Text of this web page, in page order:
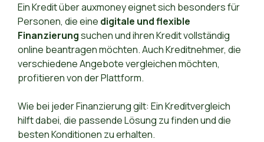
Ein Kredit über auxmoney eignet sich besonders für
Personen, die eine digitale und flexible
Finanzierungsuchen und ihren Kredit vollständig
online beantragen möchten. Auch Kreditnehmer, die
verschiedene Angebote vergleichen möchten,
profitieren von der Plattform.
Wie bei jeder Finanzierung gilt: Ein Kreditvergleich
hilft dabei, die passende Lösung zu finden und die
besten Konditionen zu erhalten.